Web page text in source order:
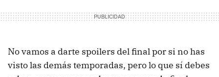
No vamos a darte spoilers del final por si no has
visto las demás temporadas, pero lo que sí debes